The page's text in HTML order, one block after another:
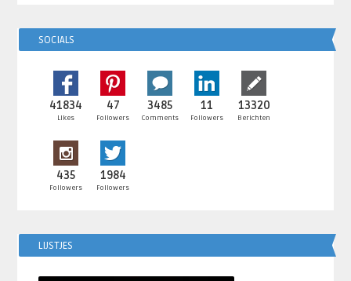
SOCIALS
41834
Likes
47
Followers
3485
Comments
11
Followers
13320
Berichten
435
Followers
1984
Followers
LIJSTJES